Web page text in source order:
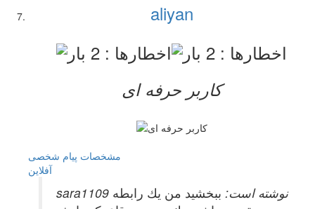
aliyan
کاربر حرفه ای
مشخصات پیام شخصی
آفلاين
sara1109 نوشته است: ببخشيد من يك رابطه